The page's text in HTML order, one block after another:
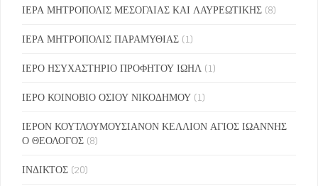
ΙΕΡΑ ΜΗΤΡΟΠΟΛΙΣ ΜΕΣΟΓΑΙΑΣ ΚΑΙ ΛΑΥΡΕΩΤΙΚΗΣ (8)
ΙΕΡΑ ΜΗΤΡΟΠΟΛΙΣ ΠΑΡΑΜΥΘΙΑΣ (1)
ΙΕΡΟ ΗΣΥΧΑΣΤΗΡΙΟ ΠΡΟΦΗΤΟΥ ΙΩΗΛ (1)
ΙΕΡΟ ΚΟΙΝΟΒΙΟ ΟΣΙΟΥ ΝΙΚΟΔΗΜΟΥ (1)
ΙΕΡΟΝ ΚΟΥΤΛΟΥΜΟΥΣΙΑΝΟΝ ΚΕΛΛΙΟΝ ΑΓΙΟΣ ΙΩΑΝΝΗΣ
Ο ΘΕΟΛΟΓΟΣ (8)
ΙΝΔΙΚΤΟΣ (20)